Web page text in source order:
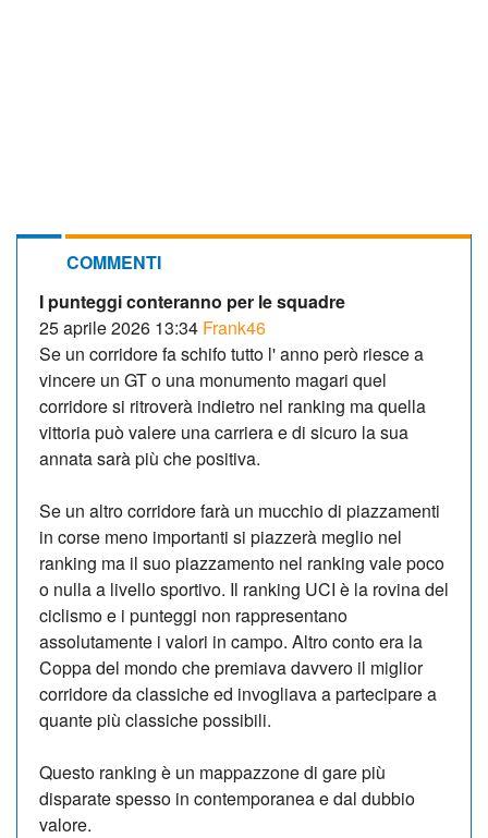
COMMENTI
I punteggi conteranno per le squadre
25 aprile 2026 13:34 Frank46
Se un corridore fa schifo tutto l' anno però riesce a
vincere un GT o una monumento magari quel
corridore si ritroverà indietro nel ranking ma quella
vittoria può valere una carriera e di sicuro la sua
annata sarà più che positiva.
Se un altro corridore farà un mucchio di piazzamenti
in corse meno importanti si piazzerà meglio nel
ranking ma il suo piazzamento nel ranking vale poco
o nulla a livello sportivo. Il ranking UCI è la rovina del
ciclismo e i punteggi non rappresentano
assolutamente i valori in campo. Altro conto era la
Coppa del mondo che premiava davvero il miglior
corridore da classiche ed invogliava a partecipare a
quante più classiche possibili.
Questo ranking è un mappazzone di gare più
disparate spesso in contemporanea e dal dubbio
valore.